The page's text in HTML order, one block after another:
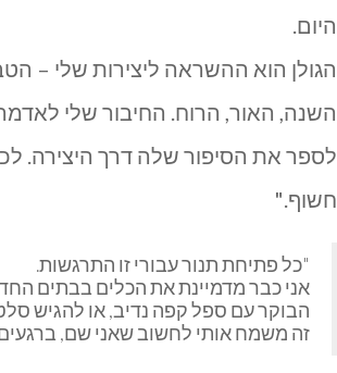
היום.
הגולן הוא ההשראה ליצירות שלי –
השנה, האור, הרוח. החיבור שלי
לספר את הסיפור שלה דרך היצירה.
חשוף."
"כל פתיחת תנור עבורי זו התרגשות.
אני כבר מדמיינת את הכלים בבתים
הבוקר עם ספל קפה נדיב, או להגיש
זה משמח אותי לחשוב שאני שם,